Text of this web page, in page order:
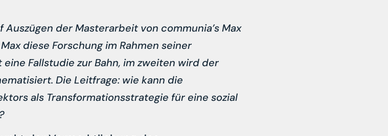
der Masterarbeit von communia’s Max
diese Forschung im Rahmen seiner
Fallstudie zur Bahn, im zweiten wird der
Die Leitfrage: wie kann die
als Transformationsstrategie für eine sozial